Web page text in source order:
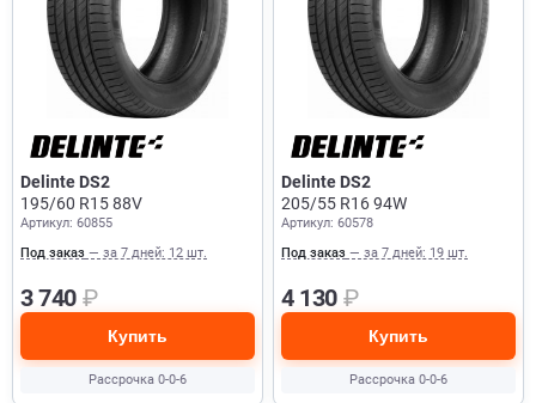
Delinte DS2
195/60 R15 88V
Артикул: 60855
Под заказ — за 7 дней: 12 шт.
3 740 ₽
Купить
Рассрочка 0-0-6
Delinte DS2
205/55 R16 94W
Артикул: 60578
Под заказ — за 7 дней: 19 шт.
4 130 ₽
Купить
Рассрочка 0-0-6